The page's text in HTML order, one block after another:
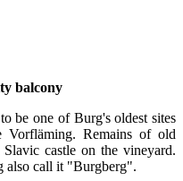
balcony
be one of Burg's oldest sites
Remains of old
castle on the vineyard.
also call it "Burgberg".